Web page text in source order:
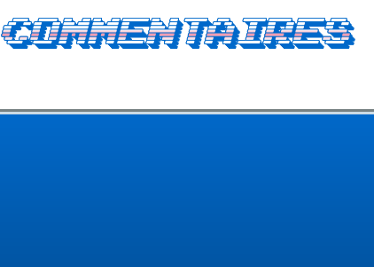
Commentaires